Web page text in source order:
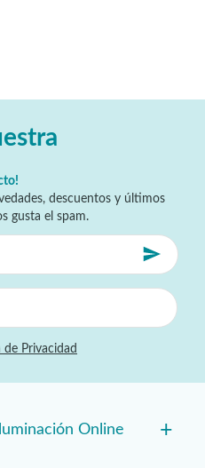
descuentos y últimos
gusta el spam.
de Privacidad
Online +